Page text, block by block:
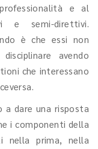
e al
e semi-direttivi.
è che essi non
avendo
che interessano
a dare una risposta
i componenti della
nella prima, nella